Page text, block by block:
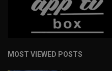
MOST VIEWED POSTS